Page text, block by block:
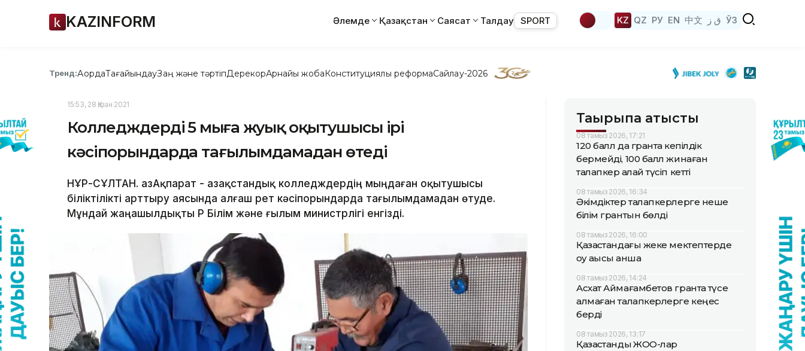
KAZINFORM Әлемде Қазақстан Саясат Талдау SPORT KZ QZ РУ EN 中文 ق ز ЎЗ
Тренд:АқордаТағайындауЗаң және тәртіпДерекқорАрнайы жобаКонституциялық реформаСайлау-2026
15:53, 28 Қазан 2021
Колледждердің 5 мыңға жуық оқытушысы ірі
кәсіпорындарда тағылымдамадан өтеді
НҰР-СҰЛТАН. ҚазАқпарат - Қазақстандық колледждердің мыңдаған оқытушысы
біліктілікті арттыру аясында алғаш рет кәсіпорындарда тағылымдамадан өтуде.
Мұндай жаңашылдықты ҚР Білім және ғылым министрлігі енгізді.
Тақырыпқа қатысты
08 тамыз 2026, 17:21
120 балл да грантқа кепілдік
бермейді, 100 балл жинаған
талапкер қалай түсіп кетті
08 тамыз 2026, 16:34
Әкімдіктер талапкерлерге неше
білім грантын бөлді
08 тамыз 2026, 16:00
Қазақстандағы жеке мектептерде
оқу ақысы қанша
08 тамыз 2026, 14:24
Асхат Аймағамбетов грантқа түсе
алмаған талапкерлерге кеңес
берді
08 тамыз 2026, 13:17
Қазақстандық ЖОО-лар